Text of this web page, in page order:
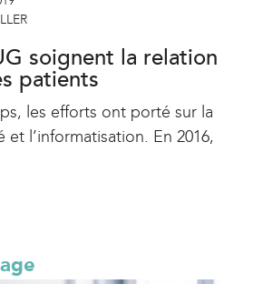
soignent la relation
patients
les efforts ont porté sur la
et l’informatisation. En 2016,